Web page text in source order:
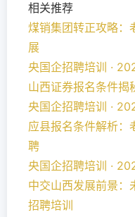
相关推荐
煤销集团转正攻略：
展
央国企招聘培训 ·
山西证券报名条件揭
央国企招聘培训 ·
应县报名条件解析：
聘
央国企招聘培训 ·
中交山西发展前景：
招聘培训